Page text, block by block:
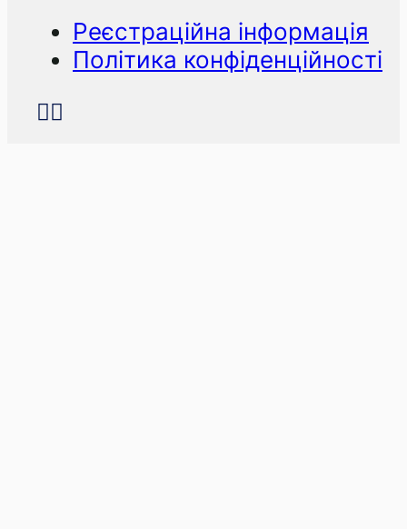
Реєстраційна інформація
Політика конфіденційності